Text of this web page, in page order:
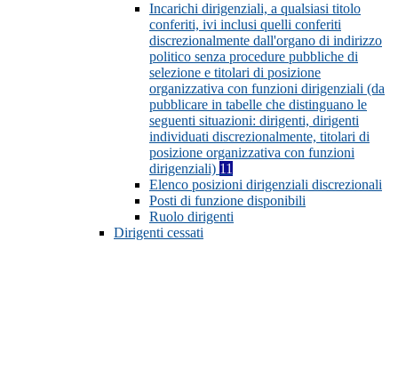
Incarichi dirigenziali, a qualsiasi titolo
conferiti, ivi inclusi quelli conferiti
discrezionalmente dall'organo di indirizzo
politico senza procedure pubbliche di
selezione e titolari di posizione
organizzativa con funzioni dirigenziali (da
pubblicare in tabelle che distinguano le
seguenti situazioni: dirigenti, dirigenti
individuati discrezionalmente, titolari di
posizione organizzativa con funzioni
dirigenziali) 11
Elenco posizioni dirigenziali discrezionali
Posti di funzione disponibili
Ruolo dirigenti
Dirigenti cessati